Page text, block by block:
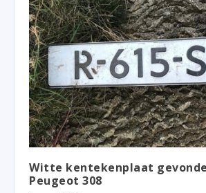
Witte kentekenplaat
Peugeot 308